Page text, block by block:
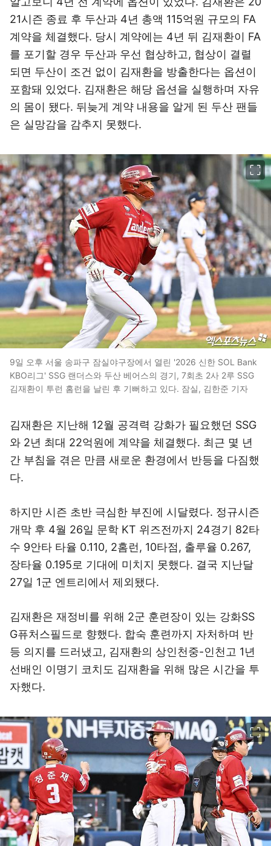
21시즌 종료 후 두산과 4년 총액 115억원 규모의 FA
계약을 체결했다. 당시 계약에는 4년 뒤 김재환이 FA
를 포기할 경우 두산과 우선 협상하고, 협상이 결렬
되면 두산이 조건 없이 김재환을 방출한다는 옵션이
포함돼 있었다. 김재환은 해당 옵션을 실행하며 자유
의 몸이 됐다. 뒤늦게 계약 내용을 알게 된 두산 팬들
은 실망감을 감추지 못했다.
9일 오후 서울 송파구 잠실야구장에서 열린 '2026 신한 SOL Bank
KBO리그' SSG 랜더스와 두산 베어스의 경기, 7회초 2사 2루 SSG
김재환이 투런 홈런을 날린 후 기뻐하고 있다. 잠실, 김한준 기자
김재환은 지난해 12월 공격력 강화가 필요했던 SSG
와 2년 최대 22억원에 계약을 체결했다. 최근 몇 년
간 부침을 겪은 만큼 새로운 환경에서 반등을 다짐했
다.
하지만 시즌 초반 극심한 부진에 시달렸다. 정규시즌
개막 후 4월 26일 문학 KT 위즈전까지 24경기 82타
수 9안타 타율 0.110, 2홈런, 10타점, 출루율 0.267,
장타율 0.195로 기대에 미치지 못했다. 결국 지난달
27일 1군 엔트리에서 제외됐다.
김재환은 재정비를 위해 2군 훈련장이 있는 강화SS
G퓨처스필드로 향했다. 합숙 훈련까지 자처하며 반
등 의지를 드러냈고, 김재환의 상인천중-인천고 1년
선배인 이명기 코치도 김재환을 위해 많은 시간을 투
자했다.